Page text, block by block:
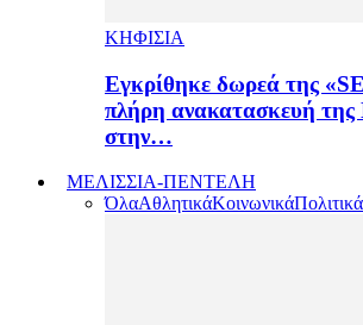
ΚΗΦΙΣΙΑ
Εγκρίθηκε δωρεά της
πλήρη ανακατασκευή
στην…
ΜΕΛΙΣΣΙΑ-ΠΕΝΤΕΛΗ
ΌλαΑθλητικάΚοινωνικάΠολιτικά